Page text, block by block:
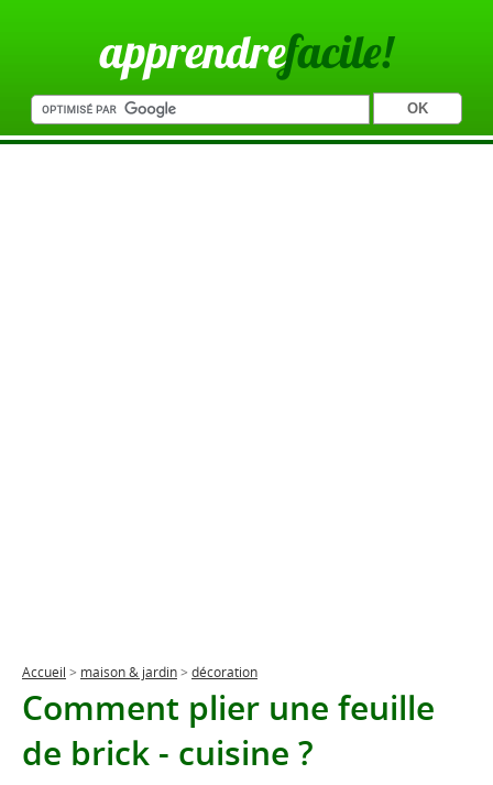
apprendrefacile!
Accueil > maison & jardin> décoration
Comment plier une feuille
de brick - cuisine ?